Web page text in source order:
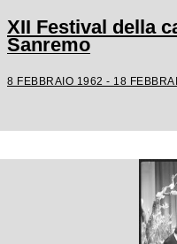
XII Festival della
Sanremo
8 FEBBRAIO 1962 - 18